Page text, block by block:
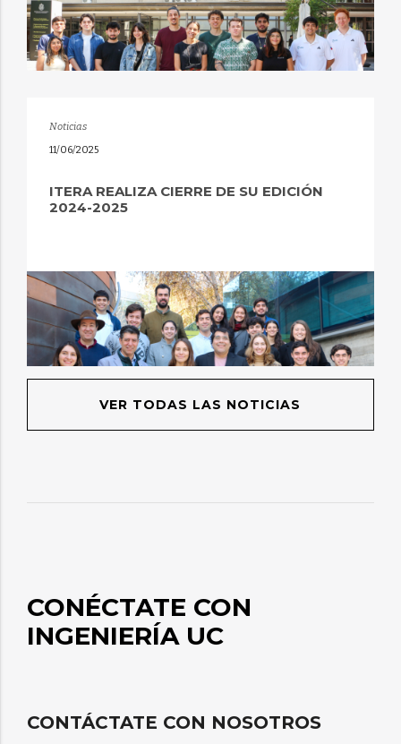
Noticias
11/06/2025
ITERA REALIZA CIERRE DE SU EDICIÓN
2024-2025
VER TODAS LAS NOTICIAS
CONÉCTATE CON
INGENIERÍA UC
CONTÁCTATE CON NOSOTROS